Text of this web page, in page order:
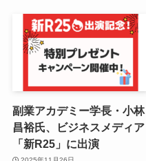
副業アカデミー学長・小林
昌裕氏、ビジネスメディア
「新R25」に出演